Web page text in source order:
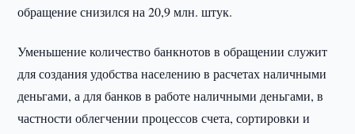
обращение снизился на 20,9 млн. штук.
Уменьшение количество банкнотов в обращении служит
для создания удобства населению в расчетах наличными
деньгами, а для банков в работе наличными деньгами, в
частности облегчении процессов счета, сортировки и